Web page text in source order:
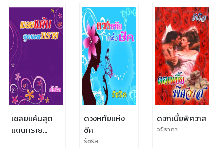
เชลยแค้นสุด
แดนทราย
ดวงหทัยแห่ง
ชีค
รัชริล
ดอกเบี้ยพิศวาส
วชิราภา